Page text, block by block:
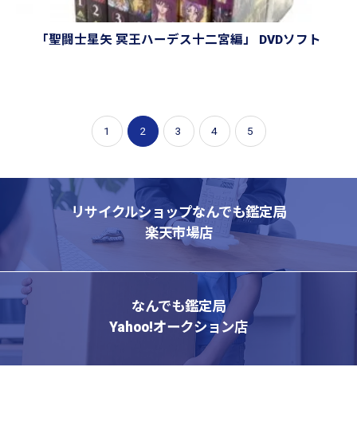
「聖闘士星矢 冥王ハーデス十二宮編」 DVDソフト
1 2 3 4 5
リサイクルショップなんでも鑑定局
楽天市場店
なんでも鑑定局
Yahoo!オークション店